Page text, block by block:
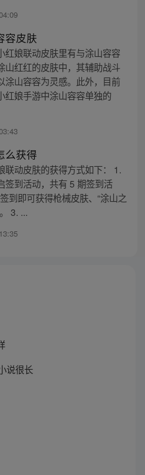
容皮肤
红娘联动皮肤里有与涂山容容
山红红的皮肤中，其辅助战斗
涂山容容为灵感。此外，目前
红娘手游中涂山容容单独的
么获得
联动皮肤的获得方式如下： 1.
签到活动，共有 5 期签到活
到即可获得枪械皮肤、“涂山之
3. ...
说很长